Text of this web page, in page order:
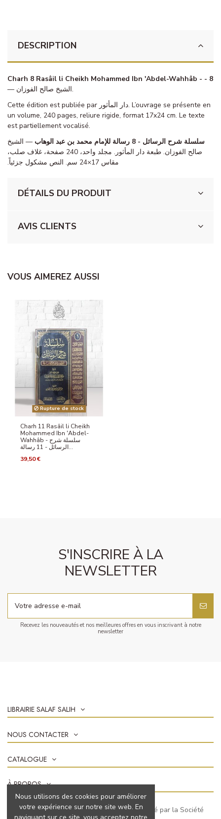
DESCRIPTION
Charh 8 Rasâil li Cheikh Mohammed Ibn 'Abdel-Wahhâb - - 8
— الشيخ صالح الفوزان.
Cette édition est publiée par دار المأثور. L’ouvrage se présente en
un volume, 240 pages, reliure rigide, format 17x24 cm. Le texte
est partiellement vocalisé.
سلسلة شرح الرسائل - 8 رسالة للإمام محمد بن عبد الوهاب
— الشيخ
صالح الفوزان. طبعة دار المأثور. مجلد واحد، 240 صفحة، غلاف صلب،
مقاس 17×24 سم. النص مشكول جزئياً.
DÉTAILS DU PRODUIT
AVIS CLIENTS
VOUS AIMEREZ AUSSI
Rupture de stock
Charh 11 Rasâil li Cheikh
Mohammed Ibn 'Abdel-
Wahhâb - سلسلة شرح
الرسائل - 11 رسالة...
39,50 €
S'INSCRIRE À LA
NEWSLETTER
Recevez les nouveautés et nos meilleures offres en vous inscrivant à notre
newsletter
LIBRAIRIE SALAF SALIH
NOUS CONTACTER
CATALOGUE
À PROPOS
Marchand approuvé par la Société
Nous utilisons des cookies pour améliorer
votre expérience sur notre site web. En